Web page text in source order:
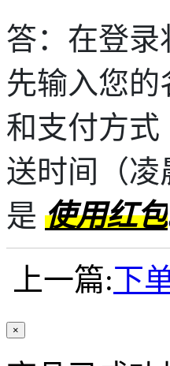
答：在登录
先输入您
和支付方
送时间（
是 使用红包
上一篇:下
×